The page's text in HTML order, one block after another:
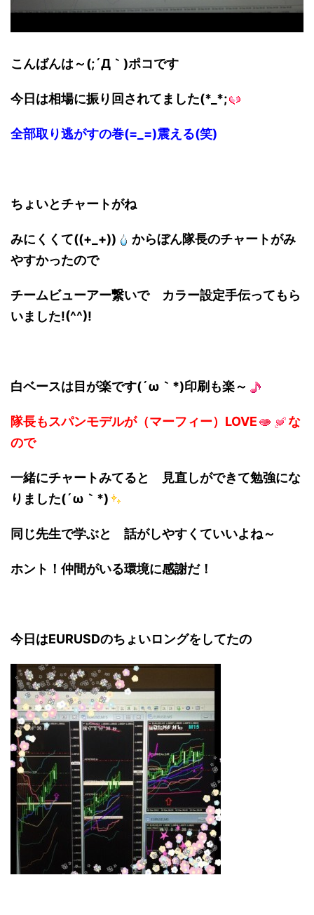
こんばんは～(;´Д｀)ポコです
今日は相場に振り回されてました(*_*;
全部取り逃がすの巻(=_=)震える(笑)
ちょいとチャートがね
みにくくて((+_+))
からぼん隊長のチャートがみ
やすかったので
チームビューアー繋いで カラー設定手伝ってもら
いました!(^^)!
白ベースは目が楽です(´ω｀*)印刷も楽～
隊長もスパンモデルが（マーフィー）LOVE
な
ので
一緒にチャートみてると 見直しができて勉強にな
りました(´ω｀*)
同じ先生で学ぶと 話がしやすくていいよね～
ホント！仲間がいる環境に感謝だ！
今日はEURUSDのちょいロングをしてたの